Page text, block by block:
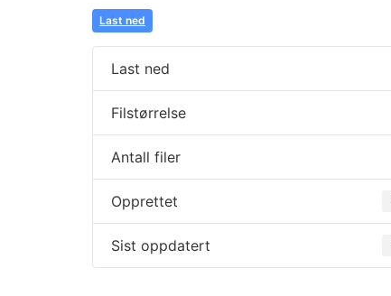
Last ned
Last ned
Filstørrelse
Antall filer
Opprettet
Sist oppdatert